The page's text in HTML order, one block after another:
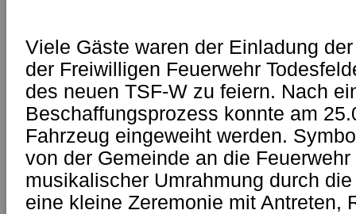
Viele Gäste waren der Einladung
der Freiwilligen Feuerwehr
des neuen TSF-W zu feiern. Nach
Beschaffungsprozess konnte am
Fahrzeug eingeweiht werden.
von der Gemeinde an die
musikalischer Umrahmung durch
eine kleine Zeremonie mit Antreten,